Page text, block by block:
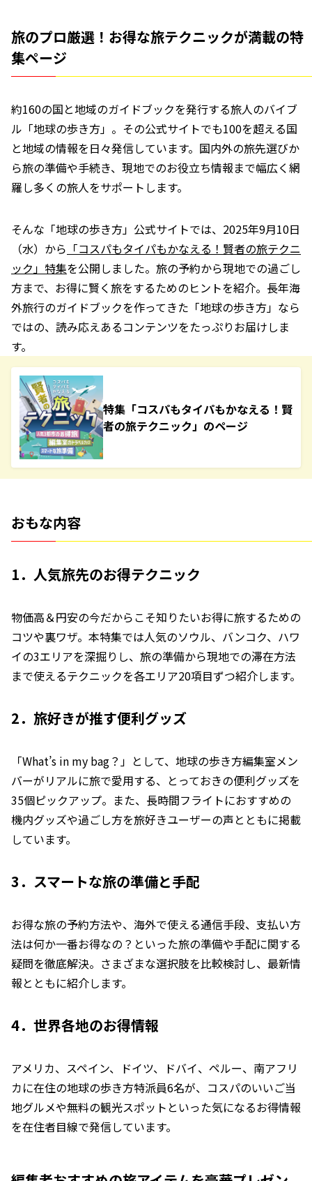
旅のプロ厳選！お得な旅テクニックが満載の特
集ページ
約160の国と地域のガイドブックを発行する旅人のバイブ
ル「地球の歩き方」。その公式サイトでも100を超える国
と地域の情報を日々発信しています。国内外の旅先選びか
ら旅の準備や手続き、現地でのお役立ち情報まで幅広く網
羅し多くの旅人をサポートします。
そんな「地球の歩き方」公式サイトでは、2025年9月10日
（水）から 「コスパもタイパもかなえる！賢者の旅テクニ
ック」特集を公開しました。旅の予約から現地での過ごし
方まで、お得に賢く旅をするためのヒントを紹介。長年海
外旅行のガイドブックを作ってきた「地球の歩き方」なら
ではの、読み応えあるコンテンツをたっぷりお届けしま
す。
特集「コスパもタイパもかなえる！賢
者の旅テクニック」のページ
おもな内容
1．人気旅先のお得テクニック
物価高＆円安の今だからこそ知りたいお得に旅するための
コツや裏ワザ。本特集では人気のソウル、バンコク、ハワ
イの3エリアを深掘りし、旅の準備から現地での滞在方法
まで使えるテクニックを各エリア20項目ずつ紹介します。
2．旅好きが推す便利グッズ
「What’s in my bag？」として、地球の歩き方編集室メン
バーがリアルに旅で愛用する、とっておきの便利グッズを
35個ピックアップ。また、長時間フライトにおすすめの
機内グッズや過ごし方を旅好きユーザーの声とともに掲載
しています。
3．スマートな旅の準備と手配
お得な旅の予約方法や、海外で使える通信手段、支払い方
法は何か一番お得なの？といった旅の準備や手配に関する
疑問を徹底解決。さまざまな選択肢を比較検討し、最新情
報とともに紹介します。
4．世界各地のお得情報
アメリカ、スペイン、ドイツ、ドバイ、ペルー、南アフリ
カに在住の地球の歩き方特派員6名が、コスパのいいご当
地グルメや無料の観光スポットといった気になるお得情報
を在住者目線で発信しています。